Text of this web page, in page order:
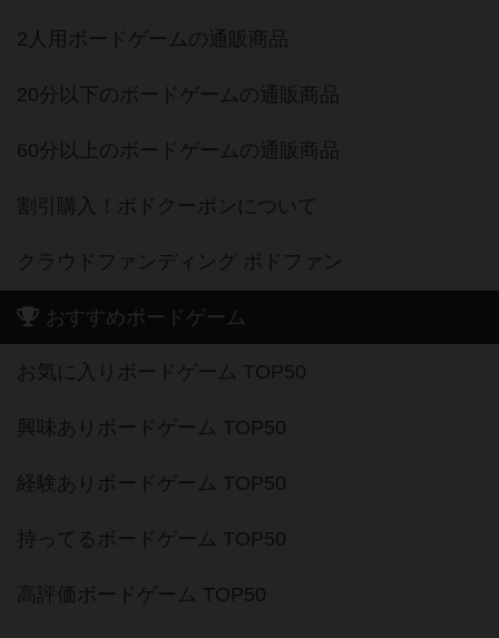
2人用ボードゲームの通販商品
20分以下のボードゲームの通販商品
60分以上のボードゲームの通販商品
割引購入！ボドクーポンについて
クラウドファンディング ボドファン
おすすめボードゲーム
お気に入りボードゲーム TOP50
興味ありボードゲーム TOP50
経験ありボードゲーム TOP50
持ってるボードゲーム TOP50
高評価ボードゲーム TOP50